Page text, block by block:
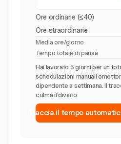
Ore ordinarie (≤40)
Ore straordinarie
Media ore/giorno
Tempo totale di pausa
Hai lavorato 5 giorni per un
schedulazioni manuali
dipendente a settimana. Il
colma il divario.
Traccia il tempo